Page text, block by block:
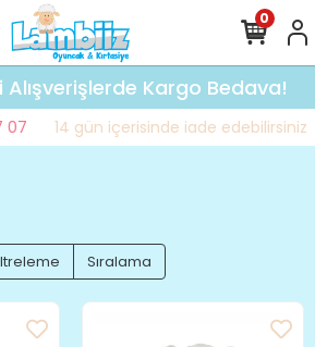
Alışverişlerde Kargo Bedava!
14 gün içerisinde iade edebilirsiniz
0
Sıralama